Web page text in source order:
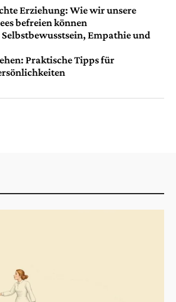
Erziehung: Wie wir unsere
befreien können
Empathie und
Praktische Tipps für